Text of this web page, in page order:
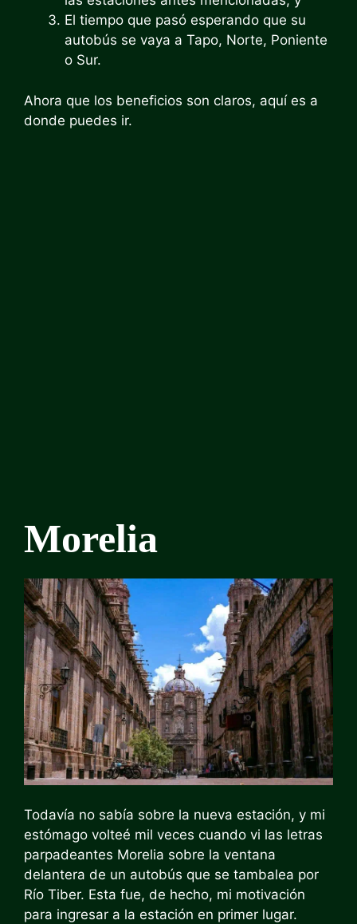
El tiempo que pasó esperando que su
autobús se vaya a Tapo, Norte, Poniente
o Sur.
Ahora que los beneficios son claros, aquí es a
donde puedes ir.
Morelia
Todavía no sabía sobre la nueva estación, y mi
estómago volteé mil veces cuando vi las letras
parpadeantes Morelia sobre la ventana
delantera de un autobús que se tambalea por
Río Tiber. Esta fue, de hecho, mi motivación
para ingresar a la estación en primer lugar.